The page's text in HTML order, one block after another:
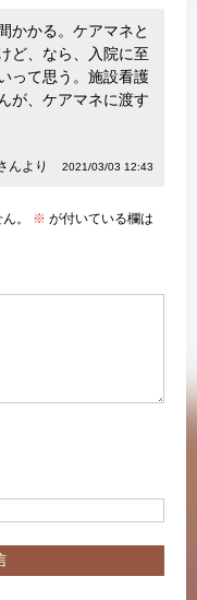
かかる。ケアマネと
ど、なら、入院に至
って思う。施設看護
が、ケアマネに渡す
んより 2021/03/03 12:43
。 ※ が付いている欄は